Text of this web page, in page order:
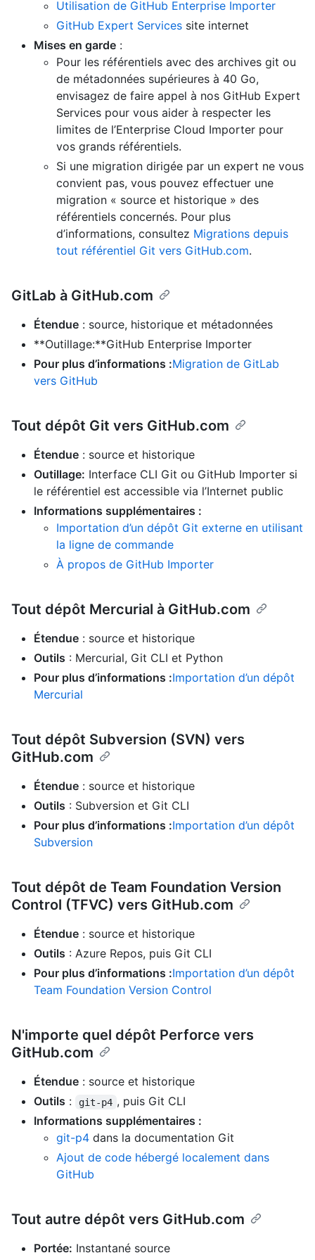
Utilisation de GitHub Enterprise Importer
GitHub Expert Services site internet
Mises en garde :
Pour les référentiels avec des archives git ou
de métadonnées supérieures à 40 Go,
envisagez de faire appel à nos GitHub Expert
Services pour vous aider à respecter les
limites de l’Enterprise Cloud Importer pour
vos grands référentiels.
Si une migration dirigée par un expert ne vous
convient pas, vous pouvez effectuer une
migration « source et historique » des
référentiels concernés. Pour plus
d’informations, consultez Migrations depuis
tout référentiel Git vers GitHub.com.
GitLab à GitHub.com
Étendue : source, historique et métadonnées
**Outillage:**GitHub Enterprise Importer
Pour plus d’informations :Migration de GitLab
vers GitHub
Tout dépôt Git vers GitHub.com
Étendue : source et historique
Outillage: Interface CLI Git ou GitHub Importer si
le référentiel est accessible via l’Internet public
Informations supplémentaires :
Importation d’un dépôt Git externe en utilisant
la ligne de commande
À propos de GitHub Importer
Tout dépôt Mercurial à GitHub.com
Étendue : source et historique
Outils : Mercurial, Git CLI et Python
Pour plus d’informations :Importation d’un dépôt
Mercurial
Tout dépôt Subversion (SVN) vers
GitHub.com
Étendue : source et historique
Outils : Subversion et Git CLI
Pour plus d’informations :Importation d’un dépôt
Subversion
Tout dépôt de Team Foundation Version
Control (TFVC) vers GitHub.com
Étendue : source et historique
Outils : Azure Repos, puis Git CLI
Pour plus d’informations :Importation d’un dépôt
Team Foundation Version Control
N'importe quel dépôt Perforce vers
GitHub.com
Étendue : source et historique
Outils : git-p4 , puis Git CLI
Informations supplémentaires :
git-p4 dans la documentation Git
Ajout de code hébergé localement dans
GitHub
Tout autre dépôt vers GitHub.com
Portée: Instantané source